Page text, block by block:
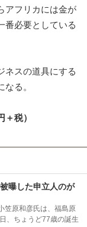
アフリカには金が
番必要としている
ネスの道具にする
る。
税）
曝した申立人のが
笠原和彦氏は、福島原
、ちょうど77歳の誕生